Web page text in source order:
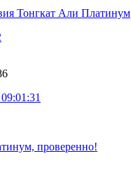
Тонгкат Али Платинум
проверенно!